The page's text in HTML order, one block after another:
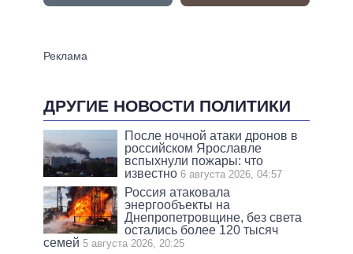
ДРУГИЕ НОВОСТИ ПОЛИТИКИ
После ночной атаки дронов в
российском Ярославле
вспыхнули пожары: что
известно 6 августа 2026, 04:57
Россия атаковала
энергообъекты на
Днепропетровщине, без света
остались более 120 тысяч
семей 5 августа 2026, 20:25